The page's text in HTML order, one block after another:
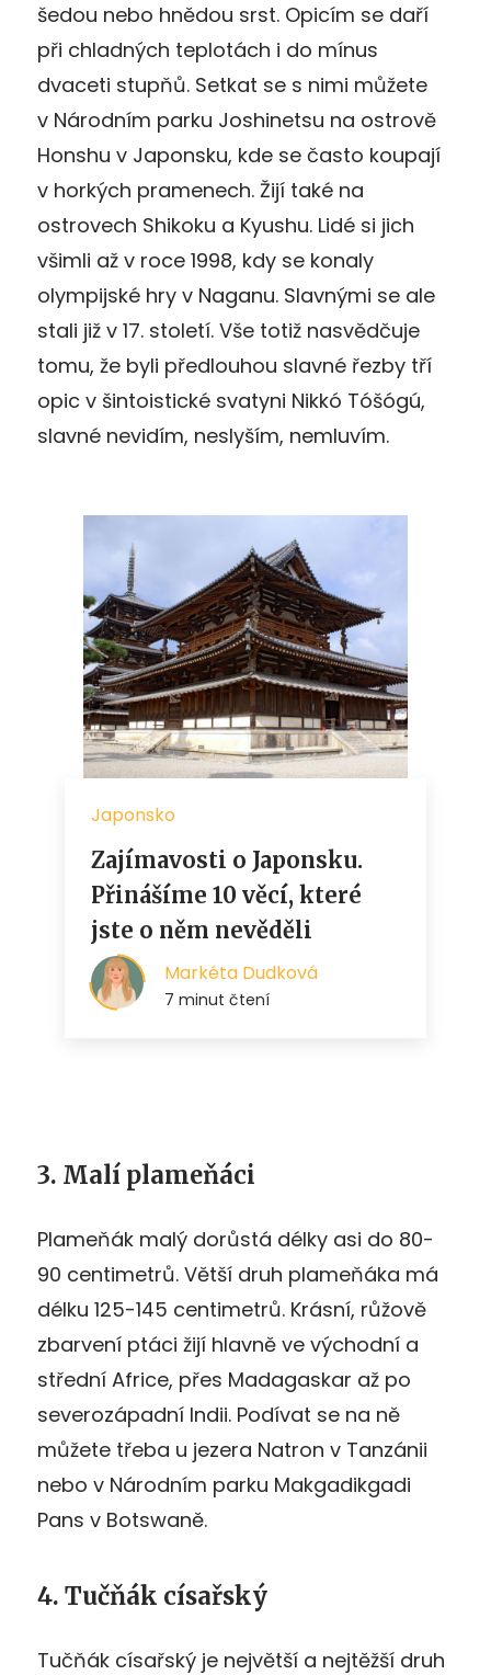
šedou nebo hnědou srst. Opicím se daří
při chladných teplotách i do mínus
dvaceti stupňů. Setkat se s nimi můžete
v Národním parku Joshinetsu na ostrově
Honshu v Japonsku, kde se často koupají
v horkých pramenech. Žijí také na
ostrovech Shikoku a Kyushu. Lidé si jich
všimli až v roce 1998, kdy se konaly
olympijské hry v Naganu. Slavnými se ale
stali již v 17. století. Vše totiž nasvědčuje
tomu, že byli předlouhou slavné řezby tří
opic v šintoistické svatyni Nikkó Tóšógú,
slavné nevidím, neslyším, nemluvím.
3. Malí plameňáci
Plameňák malý dorůstá délky asi do 80-
90 centimetrů. Větší druh plameňáka má
délku 125-145 centimetrů. Krásní, růžově
zbarvení ptáci žijí hlavně ve východní a
střední Africe, přes Madagaskar až po
severozápadní Indii. Podívat se na ně
můžete třeba u jezera Natron v Tanzánii
nebo v Národním parku Makgadikgadi
Pans v Botswaně.
4. Tučňák císařský
Tučňák císařský je největší a nejtěžší druh